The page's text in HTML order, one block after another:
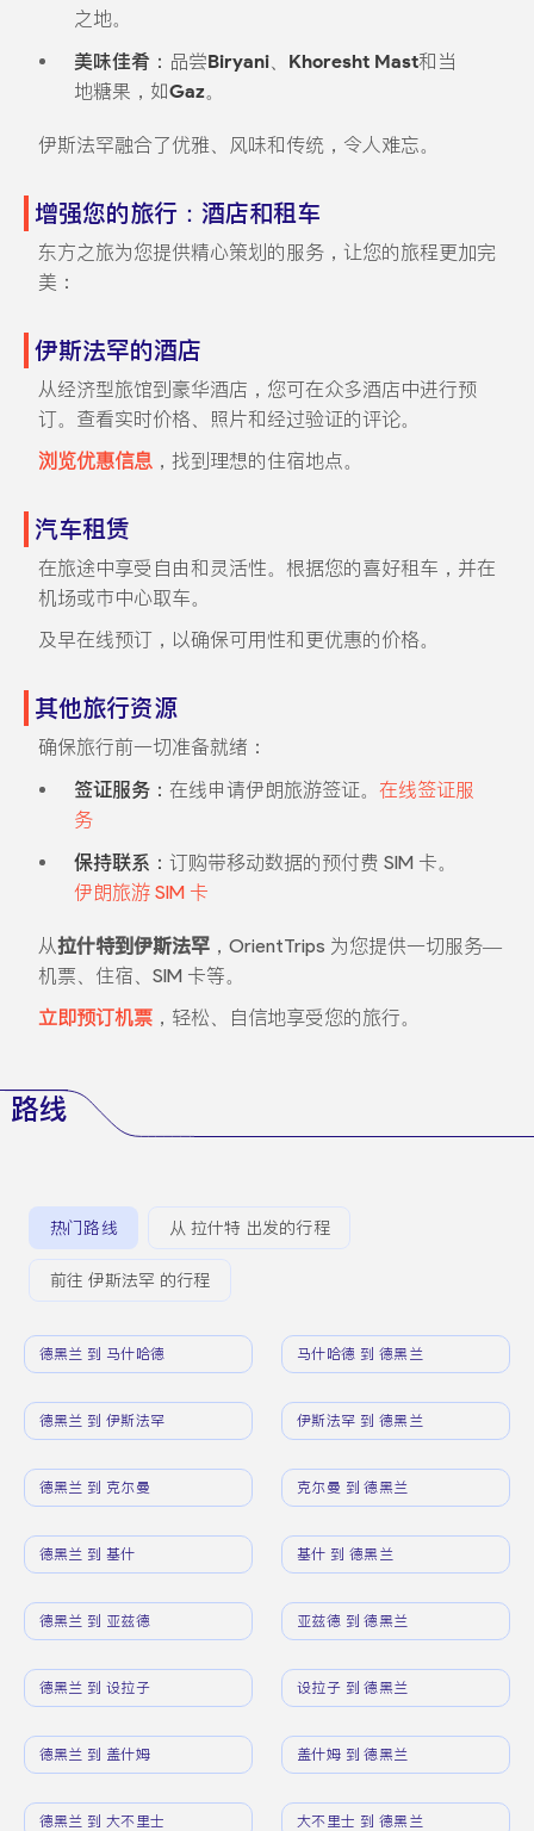
之地。
美味佳肴： 品尝Biryani、 Khoresht Mast和当
地糖果，如Gaz。
伊斯法罕融合了优雅、风味和传统，令人难忘。
增强您的旅行：酒店和租车
东方之旅为您提供精心策划的服务，让您的旅程更加完
美：
伊斯法罕的酒店
从经济型旅馆到豪华酒店，您可在众多酒店中进行预
订。查看实时价格、照片和经过验证的评论。
浏览优惠信息，找到理想的住宿地点。
汽车租赁
在旅途中享受自由和灵活性。根据您的喜好租车，并在
机场或市中心取车。
及早在线预订，以确保可用性和更优惠的价格。
其他旅行资源
确保旅行前一切准备就绪：
签证服务： 在线申请伊朗旅游签证。 在线签证服
务
保持联系： 订购带移动数据的预付费 SIM 卡。
伊朗旅游 SIM 卡
从拉什特到伊斯法罕，OrientTrips 为您提供一切服务—
机票、住宿、SIM 卡等。
立即预订机票，轻松、自信地享受您的旅行。
路线
热门路线 从 拉什特 出发的行程
前往 伊斯法罕 的行程
德黑兰 到 马什哈德 马什哈德 到 德黑兰
德黑兰 到 伊斯法罕 伊斯法罕 到 德黑兰
德黑兰 到 克尔曼 克尔曼 到 德黑兰
德黑兰 到 基什 基什 到 德黑兰
德黑兰 到 亚兹德 亚兹德 到 德黑兰
德黑兰 到 设拉子 设拉子 到 德黑兰
德黑兰 到 盖什姆 盖什姆 到 德黑兰
德黑兰 到 大不里士 大不里士 到 德黑兰